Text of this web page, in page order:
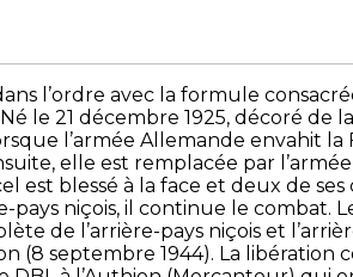
l’ordre avec la formule
le 21 décembre 1925, décoré de
l’armée Allemande envahit
elle est remplacée par
est blessé à la face et deux de
pays niçois, il continue le combat.
de l’arrière-pays niçois et
(8 septembre 1944). La libération